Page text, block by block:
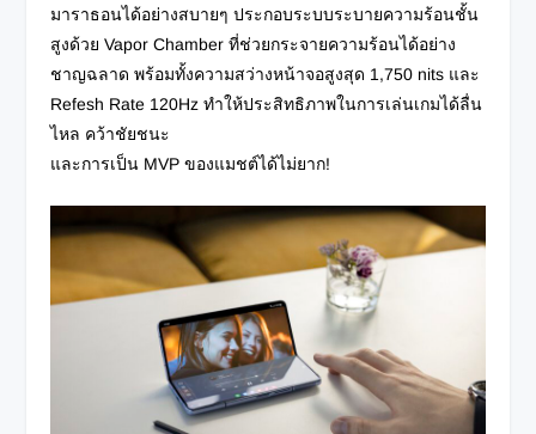
มาราธอนได้อย่างสบายๆ ประกอบระบบระบายความร้อนชั้น
สูงด้วย Vapor Chamber ที่ช่วยกระจายความร้อนได้อย่าง
ชาญฉลาด พร้อมทั้งความสว่างหน้าจอสูงสุด 1,750 nits และ
Refesh Rate 120Hz ทำให้ประสิทธิภาพในการเล่นเกมได้ลื่น
ไหล คว้าชัยชนะ
และการเป็น MVP ของแมชต์ได้ไม่ยาก!